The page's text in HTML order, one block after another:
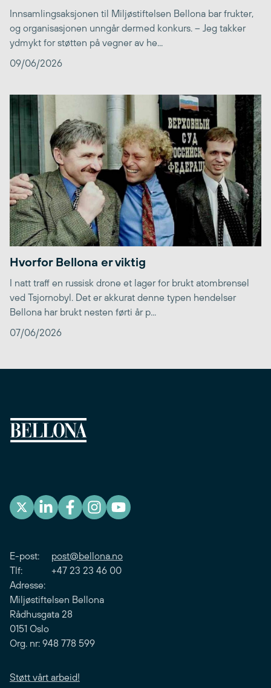
Innsamlingsaksjonen til Miljøstiftelsen Bellona bar frukter,
og organisasjonen unngår dermed konkurs. – Jeg takker
ydmykt for støtten på vegner av he...
09/06/2026
Hvorfor Bellona er viktig
I natt traff en russisk drone et lager for brukt atombrensel
ved Tsjornobyl. Det er akkurat denne typen hendelser
Bellona har brukt nesten førti år p...
07/06/2026
E-post: post@bellona.no
Tlf: +47 23 23 46 00
Adresse:
Miljøstiftelsen Bellona
Rådhusgata 28
0151 Oslo
Org. nr: 948 778 599
Støtt vårt arbeid!